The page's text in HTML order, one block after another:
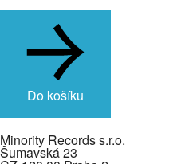
Do košíku
Minority Records s.r.o.
Šumavská 23